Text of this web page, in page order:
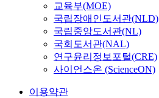
교육부(MOE)
국립장애인도서관(NLD)
국립중앙도서관(NL)
국회도서관(NAL)
연구윤리정보포털(CRE)
사이언스온 (ScienceON)
이용약관